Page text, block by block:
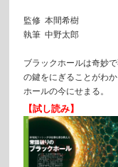
監修 本間希樹
執筆 中野太郎
ブラックホールは奇妙
の鍵をにぎることがわ
ホールの今にせまる。
【試し読み】